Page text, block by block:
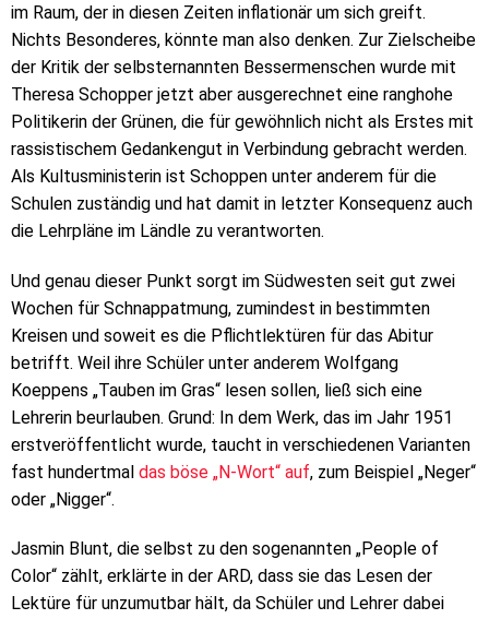
im Raum, der in diesen Zeiten inflationär um sich greift.
Nichts Besonderes, könnte man also denken. Zur Zielscheibe
der Kritik der selbsternannten Bessermenschen wurde mit
Theresa Schopper jetzt aber ausgerechnet eine ranghohe
Politikerin der Grünen, die für gewöhnlich nicht als Erstes mit
rassistischem Gedankengut in Verbindung gebracht werden.
Als Kultusministerin ist Schoppen unter anderem für die
Schulen zuständig und hat damit in letzter Konsequenz auch
die Lehrpläne im Ländle zu verantworten.
Und genau dieser Punkt sorgt im Südwesten seit gut zwei
Wochen für Schnappatmung, zumindest in bestimmten
Kreisen und soweit es die Pflichtlektüren für das Abitur
betrifft. Weil ihre Schüler unter anderem Wolfgang
Koeppens „Tauben im Gras“ lesen sollen, ließ sich eine
Lehrerin beurlauben. Grund: In dem Werk, das im Jahr 1951
erstveröffentlicht wurde, taucht in verschiedenen Varianten
fast hundertmal das böse „N-Wort“ auf, zum Beispiel „Neger“
oder „Nigger“.
Jasmin Blunt, die selbst zu den sogenannten „People of
Color“ zählt, erklärte in der ARD, dass sie das Lesen der
Lektüre für unzumutbar hält, da Schüler und Lehrer dabei